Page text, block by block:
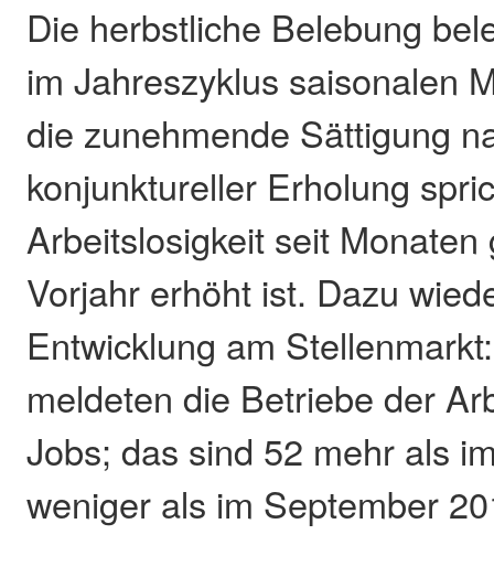
Die herbstliche Belebung
im Jahreszyklus saisonalen
die zunehmende Sättigung
konjunktureller Erholung
Arbeitslosigkeit seit
Vorjahr erhöht ist. Dazu
Entwicklung am
meldeten die Betriebe der
Jobs; das sind 52 mehr als
weniger als im September